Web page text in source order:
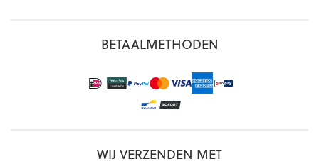
BETAALMETHODEN
WIJ VERZENDEN MET